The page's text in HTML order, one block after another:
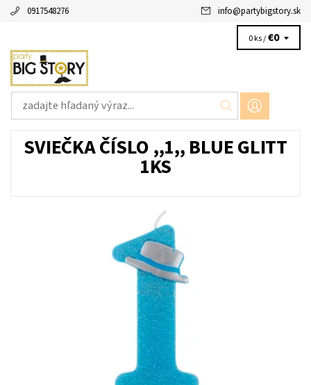
0917548276 info@partybigstory.sk
0 ks /€0
SVIEČKA ČÍSLO ,,1,, BLUE GLITT
1KS